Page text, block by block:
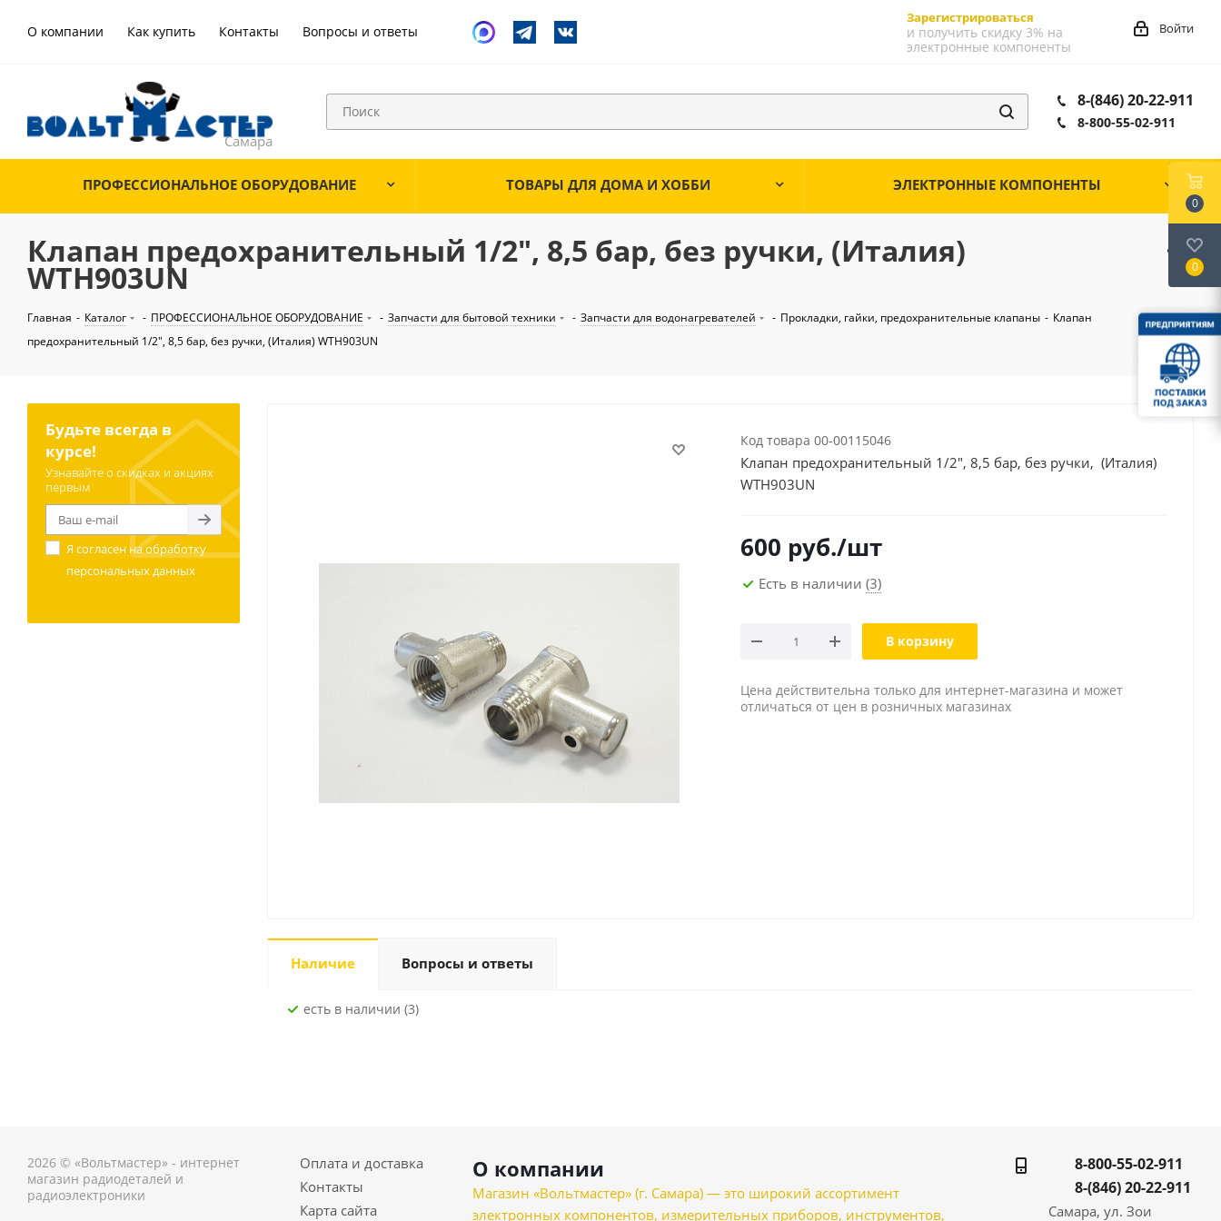
О компании Как купить Контакты Вопросы и ответы
Зарегистрироваться
и получить скидку 3% на
электронные компоненты
Войти
8-(846) 20-22-911
8-800-55-02-911
ПРОФЕССИОНАЛЬНОЕ ОБОРУДОВАНИЕ ТОВАРЫ ДЛЯ ДОМА И ХОББИ ЭЛЕКТРОННЫЕ КОМПОНЕНТЫ
Клапан предохранительный 1/2", 8,5 бар, без ручки, (Италия)
WTH903UN
Главная - Каталог - ПРОФЕССИОНАЛЬНОЕ ОБОРУДОВАНИЕ - Запчасти для бытовой техники - Запчасти для водонагревателей - Прокладки, гайки, предохранительные клапаны - Клапан
предохранительный 1/2", 8,5 бар, без ручки, (Италия) WTH903UN
Код товара 00-00115046
Клапан предохранительный 1/2", 8,5 бар, без ручки, (Италия)
WTH903UN
600 руб./шт
Есть в наличии (3)
В корзину
Цена действительна только для интернет-магазина и может
отличаться от цен в розничных магазинах
Наличие Вопросы и ответы
Есть в наличии (3)
Будьте всегда в
курсе!
Узнавайте о скидках и акциях
первым
Я согласен наобработку
персональных данных
2026 © «Вольтмастер» - интернет
магазин радиодеталей и
радиоэлектроники
Оплата и доставка
Контакты
Карта сайта
О компании
Магазин «Вольтмастер» (г. Самара) — это широкий ассортимент
электронных компонентов, измерительных приборов, инструментов,
8-800-55-02-911
8-(846) 20-22-911
Самара, ул. Зои
0
0